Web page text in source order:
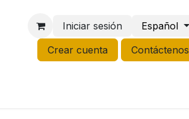
Iniciar sesión
Español
Crear cuenta
Contáctenos